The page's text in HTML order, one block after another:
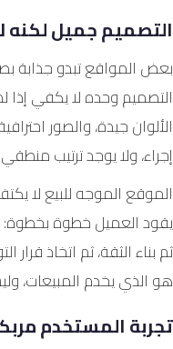
التصميم جميل لكنه
بعض المواقع تبدو جذابة
التصميم وحده لا يكفي إذا
الألوان جيدة، والصور
إجراء، ولا يوجد ترتيب
الموقع الموجه للبيع لا
يقود العميل خطوة
ثم بناء الثقة، ثم اتخاذ قرار
هو الذي يخدم المبيعات،
تجربة المستخدم